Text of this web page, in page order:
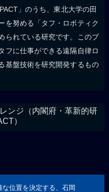
」のうち、東北大学の田
を努める「タフ・ロボティク
られている研究です。このプ
フに仕事ができる遠隔自律ロ
基盤技術を研究開発するもの
ンジ（内閣府・革新的研
）
な位置を決定する、石岡